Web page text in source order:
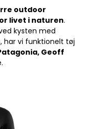
outdoor
livet i naturen.
kysten med
har vi funktionelt tøj
Geoff